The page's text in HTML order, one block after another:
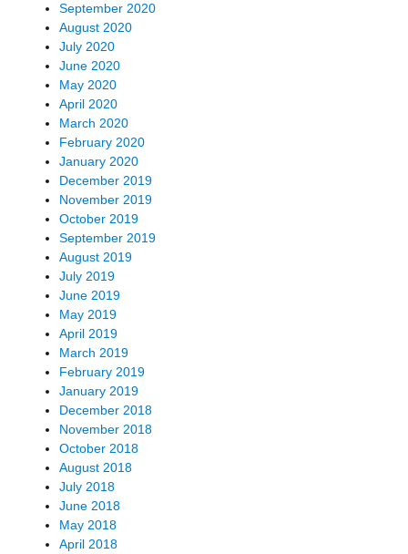
September 2020
August 2020
July 2020
June 2020
May 2020
April 2020
March 2020
February 2020
January 2020
December 2019
November 2019
October 2019
September 2019
August 2019
July 2019
June 2019
May 2019
April 2019
March 2019
February 2019
January 2019
December 2018
November 2018
October 2018
August 2018
July 2018
June 2018
May 2018
April 2018